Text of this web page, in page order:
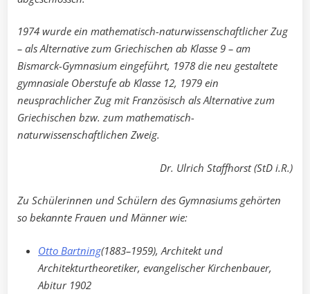
1974 wurde ein mathematisch-naturwissenschaftlicher Zug
– als Alternative zum Griechischen ab Klasse 9 – am
Bismarck-Gymnasium eingeführt, 1978 die neu gestaltete
gymnasiale Oberstufe ab Klasse 12, 1979 ein
neusprachlicher Zug mit Französisch als Alternative zum
Griechischen bzw. zum mathematisch-
naturwissenschaftlichen Zweig.
Dr. Ulrich Staffhorst (StD i.R.)
Zu Schülerinnen und Schülern des Gymnasiums gehörten
so bekannte Frauen und Männer wie:
Otto Bartning(1883–1959), Architekt und
Architekturtheoretiker, evangelischer Kirchenbauer,
Abitur 1902